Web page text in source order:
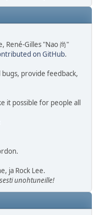
René-Gilles "Nao 尚"
on GitHub.
provide feedback,
it possible for people all
ja Rock Lee.
unohtuneille!